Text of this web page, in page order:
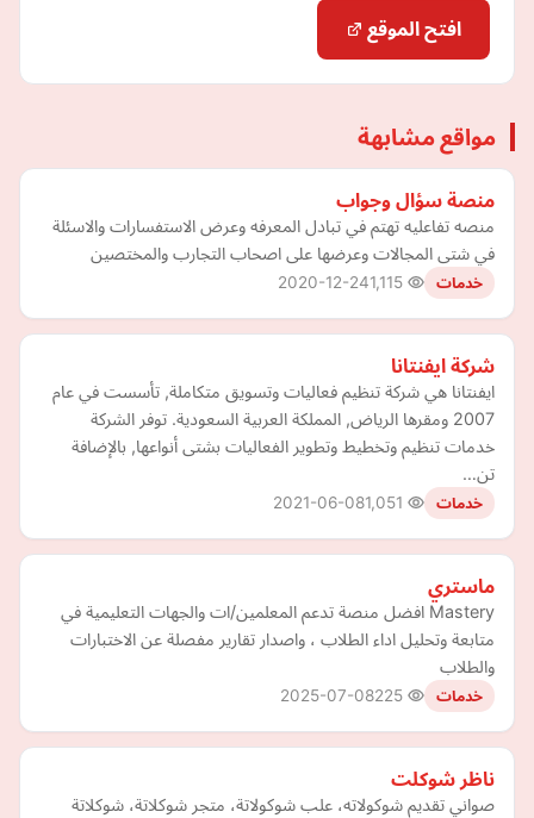
افتح الموقع
مواقع مشابهة
منصة سؤال وجواب
منصه تفاعليه تهتم في تبادل المعرفه وعرض الاستفسارات والاسئلة
في شتى المجالات وعرضها على اصحاب التجارب والمختصين
خدمات 2020-12-24
شركة ايفنتانا
ايفنتانا هي شركة تنظيم فعاليات وتسويق متكاملة, تأسست في عام
2007 ومقرها الرياض, المملكة العربية السعودية. توفر الشركة
خدمات تنظيم وتخطيط وتطوير الفعاليات بشتى أنواعها, بالإضافة
تن…
خدمات 2021-06-08
ماستري
Mastery افضل منصة تدعم المعلمين/ات والجهات التعليمية في
متابعة وتحليل اداء الطلاب ، واصدار تقارير مفصلة عن الاختبارات
والطلاب
خدمات 2025-07-08
ناظر شوكلت
صواني تقديم شوكولاته، علب شوكولاتة، متجر شوكلاتة، شوكلاتة